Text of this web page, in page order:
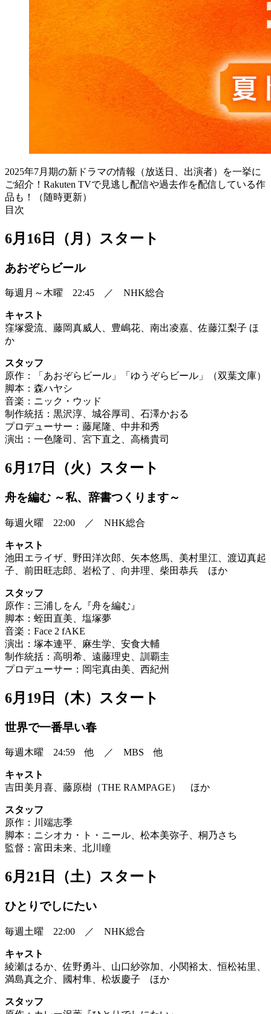
2025年7月期の新ドラマの情報（放送日、出演者）を一挙に
ご紹介！Rakuten TVで見逃し配信や過去作を配信している作
品も！（随時更新）
目次
6月16日（月）スタート
あおぞらビール
毎週月～木曜 22:45 ／ NHK総合
キャスト
窪塚愛流、藤岡真威人、豊嶋花、南出凌嘉、佐藤江梨子 ほ
か
スタッフ
原作：「あおぞらビール」「ゆうぞらビール」（双葉文庫）
脚本：森ハヤシ
音楽：ニック・ウッド
制作統括：黒沢淳、城谷厚司、石澤かおる
プロデューサー：藤尾隆、中井和秀
演出：一色隆司、宮下直之、高橋貴司
6月17日（火）スタート
舟を編む ～私、辞書つくります～
毎週火曜 22:00 ／ NHK総合
キャスト
池田エライザ、野田洋次郎、矢本悠馬、美村里江、渡辺真起
子、前田旺志郎、岩松了、向井理、柴田恭兵 ほか
スタッフ
原作：三浦しをん『舟を編む』
脚本：蛭田直美、塩塚夢
音楽：Face 2 fAKE
演出：塚本連平、麻生学、安食大輔
制作統括：高明希、遠藤理史、訓覇圭
プロデューサー：岡宅真由美、西紀州
6月19日（木）スタート
世界で一番早い春
毎週木曜 24:59 他 ／ MBS 他
キャスト
吉田美月喜、藤原樹（THE RAMPAGE） ほか
スタッフ
原作：川端志季
脚本：ニシオカ・ト・ニール、松本美弥子、桐乃さち
監督：富田未来、北川瞳
6月21日（土）スタート
ひとりでしにたい
毎週土曜 22:00 ／ NHK総合
キャスト
綾瀬はるか、佐野勇斗、山口紗弥加、小関裕太、恒松祐里、
満島真之介、國村隼、松坂慶子 ほか
スタッフ